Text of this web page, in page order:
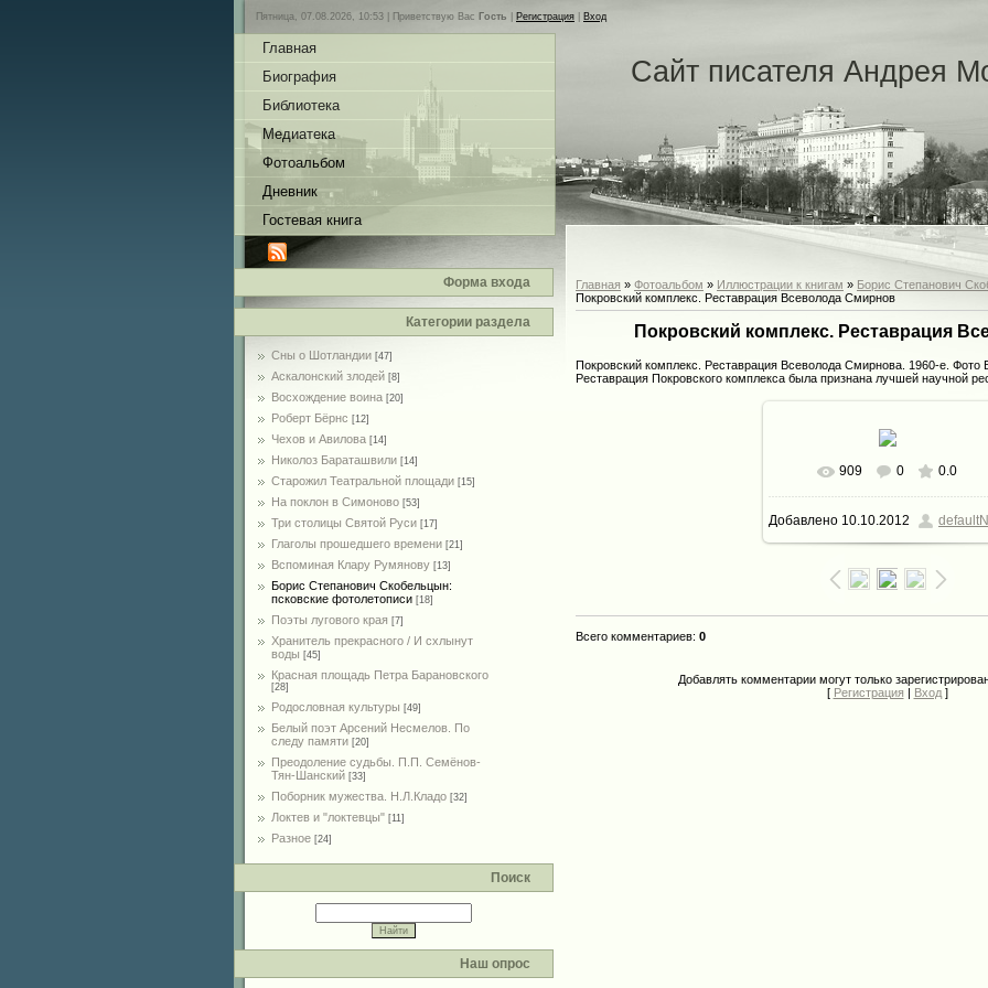
Пятница, 07.08.2026, 10:53 | Приветствую Вас Гость Регистрация Вход
Главная
Биография
Библиотека
Медиатека
Фотоальбом
Дневник
Гостевая книга
Форма входа
Категории раздела
Сны о Шотландии [47]
Аскалонский злодей [8]
Восхождение воина [20]
Роберт Бёрнс [12]
Чехов и Авилова [14]
Николоз Бараташвили [14]
Cтарожил Театральной площади [15]
На поклон в Симоново [53]
Три столицы Святой Руси [17]
Глаголы прошедшего времени [21]
Вспоминая Клару Румянову [13]
Борис Степанович Скобельцын:
псковские фотолетописи [18]
Поэты лугового края [7]
Хранитель прекрасного / И схлынут
воды [45]
Красная площадь Петра Барановского
[28]
Родословная культуры [49]
Белый поэт Арсений Несмелов. По
следу памяти [20]
Преодоление судьбы. П.П. Семёнов-
Тян-Шанский [33]
Поборник мужества. Н.Л.Кладо [32]
Локтев и "локтевцы" [11]
Разное [24]
Поиск
Наш опрос
Сайт писателя Андрея
Главная » Фотоальбом » Иллюстрации к книгам » Борис Степанович
Покровский комплекс. Реставрация Всеволода Смирнов
Покровский комплекс. Реставрация
Покровский комплекс. Реставрация Всеволода Смирнова. 1960-е. Фото
Реставрация Покровского комплекса была признана лучшей научной
В реальном размере 730x625
125.5Kb
909 0 0.0
Добавлено 10.10.2012
Всего комментариев: 0
Добавлять комментарии могут только
[ Регистрация | Вход]